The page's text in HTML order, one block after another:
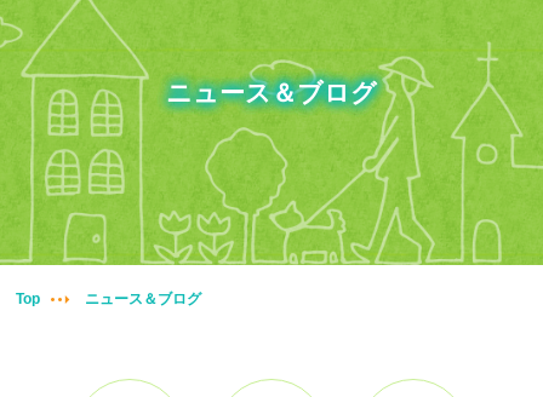
アクセス
メニュー・料金表
産後骨盤矯正
妊婦整体
ニュース＆ブログ
Top ニュース＆ブログ